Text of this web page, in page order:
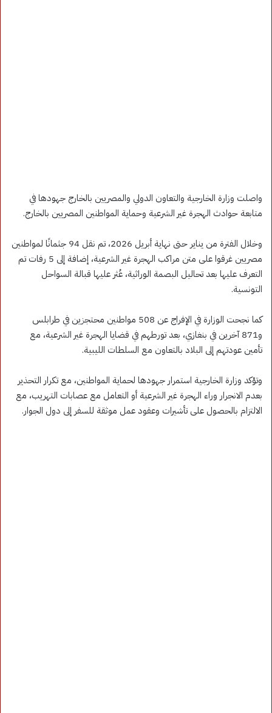
واصلت وزارة الخارجية والتعاون الدولي والمصريين بالخارج جهودها في
متابعة حوادث الهجرة غير الشرعية وحماية المواطنين المصريين بالخارج.
وخلال الفترة من يناير حتى نهاية أبريل 2026، تم نقل 94 جثمانًا لمواطنين
مصريين غرقوا على متن مراكب الهجرة غير الشرعية، إضافة إلى 5 رفات تم
التعرف عليها بعد تحاليل البصمة الوراثية، عُثر عليها قبالة السواحل
التونسية.
كما نجحت الوزارة في الإفراج عن 508 مواطنين محتجزين في طرابلس
و871 آخرين في بنغازي، بعد تورطهم في قضايا الهجرة غير الشرعية، مع
تأمين عودتهم إلى البلاد بالتعاون مع السلطات الليبية.
وتؤكد وزارة الخارجية استمرار جهودها لحماية المواطنين، مع تكرار التحذير
بعدم الانجرار وراء الهجرة غير الشرعية أو التعامل مع عصابات التهريب، مع
الالتزام بالحصول على تأشيرات وعقود عمل موثقة للسفر إلى دول الجوار.